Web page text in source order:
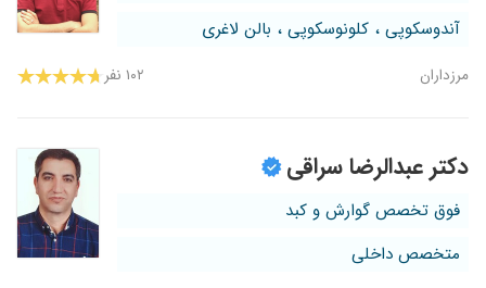
آندوسکوپی ، کلونوسکوپی ، بالن لاغری
مرزداران ۱۰۲ نفر
دکتر عبدالرضا سراقی
فوق تخصص گوارش و کبد
متخصص داخلی